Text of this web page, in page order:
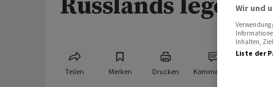
Russlands legen
Teilen Merken Drucken Kommentare
Wir und
Inhalten,
Liste der